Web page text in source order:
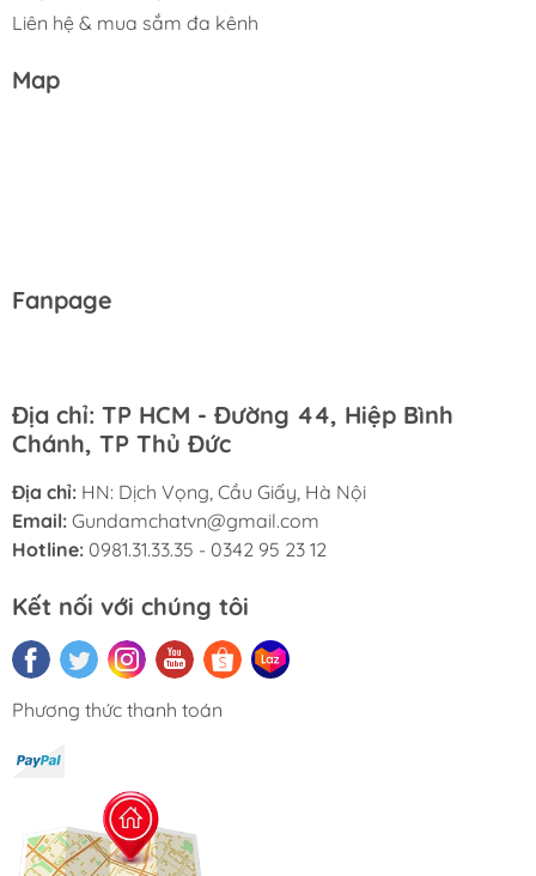
Liên hệ & mua sắm đa kênh
Map
Fanpage
Địa chỉ: TP HCM - Đường 44, Hiệp Bình
Chánh, TP Thủ Đức
Địa chỉ: HN: Dịch Vọng, Cầu Giấy, Hà Nội
Email: Gundamchatvn@gmail.com
Hotline: 0981.31.33.35 - 0342 95 23 12
Kết nối với chúng tôi
Phương thức thanh toán